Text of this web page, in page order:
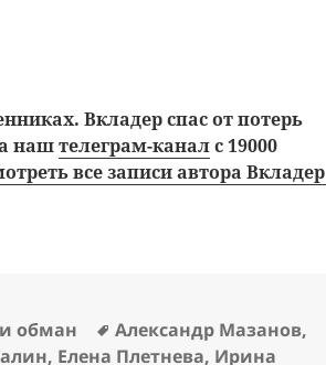
Вкладер спас от потерь
наштелеграм-каналс 19000
все записи автора Вкладер
обман Метки
Александр Мазанов,
, Елена Плетнева, Ирина